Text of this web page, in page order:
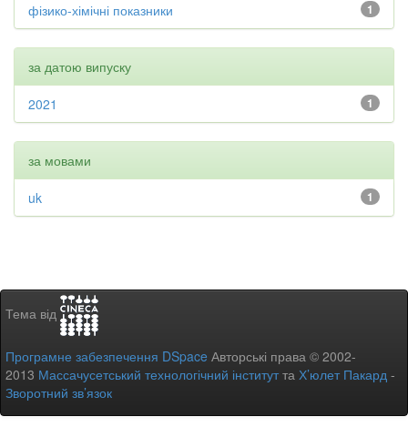
1
фізико-хімічні показники
за датою випуску
1
2021
за мовами
1
uk
Тема від
Програмне забезпечення DSpace Авторські права © 2002-
2013 Массачусетський технологічний інститутта Х’юлет Пакард -
Зворотний зв’язок